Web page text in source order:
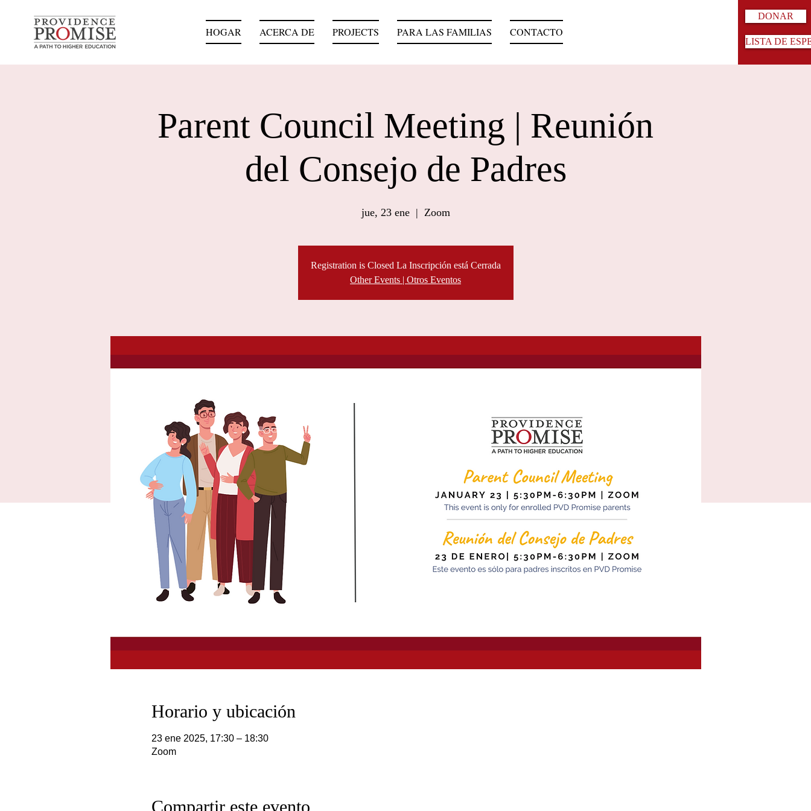
HOGAR ACERCA DE PROJECTS PARA LAS FAMILIAS CONTACTO
DONAR
LISTA DE
Parent Council Meeting | Reunión
del Consejo de Padres
jue, 23 ene
  |
Zoom
Registration is Closed La Inscripción está Cerrada
Other Events | Otros Eventos
Horario y ubicación
23 ene 2025, 17:30 – 18:30
Zoom
Compartir este evento